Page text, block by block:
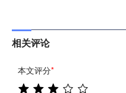
相关评论
本文评分*